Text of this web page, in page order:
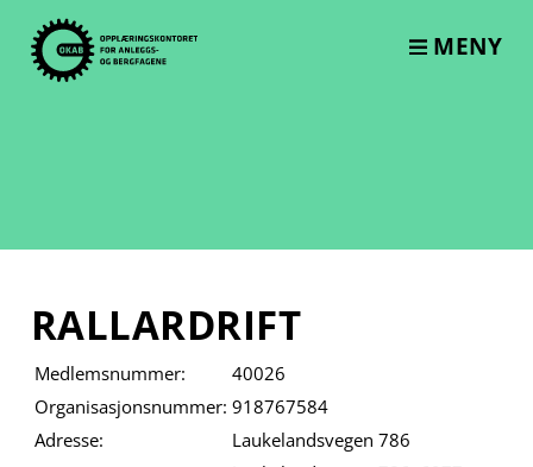
content
MENY
RALLARDRIFT
Medlemsnummer:
40026
Organisasjonsnummer: 918767584
Adresse:
Laukelandsvegen 786